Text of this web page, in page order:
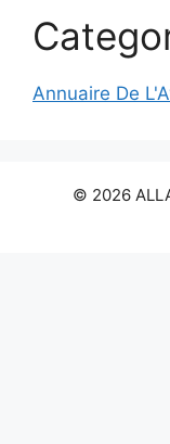
Annuaire De
© 2026